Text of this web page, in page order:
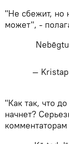
​"Не сбежит, но
может", -
—
​"Как так, что
начнет?